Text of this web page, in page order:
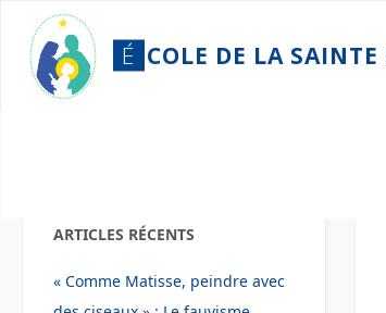
content
É COLE DE LA SAINTE
ARTICLES RÉCENTS
« Comme Matisse, peindre avec